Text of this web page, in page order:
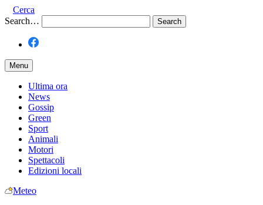
Cerca
Search…
Menu
Ultima ora
News
Gossip
Green
Sport
Animali
Motori
Spettacoli
Edizioni locali
Meteo